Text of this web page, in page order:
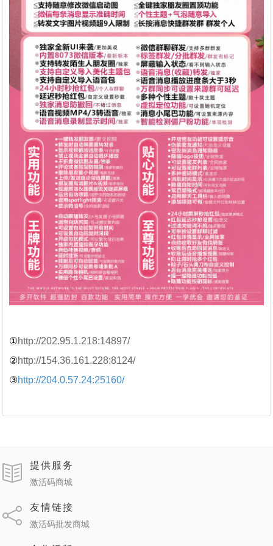
①http://202.95.1.218:14897/
②http://154.36.161.228:8124/
③http://204.0.57.24:25160/
提供服务
激活码商城
友情链接
激活码批发商城